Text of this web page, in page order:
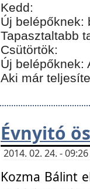
Kedd:
Új belépőknek:
Tapasztaltabb
Csütörtök:
Új belépőknek:
Aki már
Évnyitó
2014. 02. 24. -
Kozma Bálint